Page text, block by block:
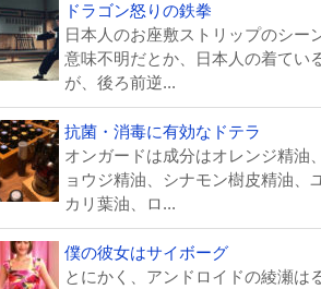
ドラゴン怒りの鉄拳
日本人のお座敷ストリップのシー
意味不明だとか、日本人の着てい
が、後ろ前逆...
抗菌・消毒に有効なドテラ
オンガードは成分はオレンジ精油
ョウジ精油、シナモン樹皮精油、
カリ葉油、ロ...
僕の彼女はサイボーグ
とにかく、アンドロイドの綾瀬は